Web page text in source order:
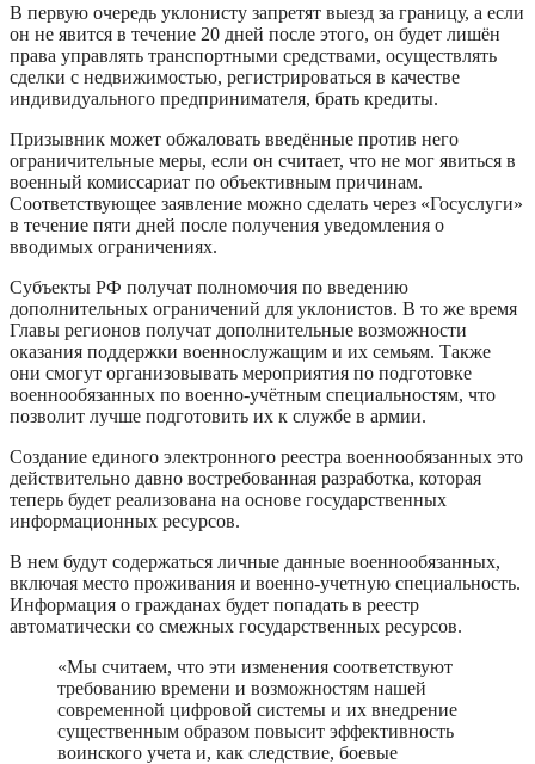
В первую очередь уклонисту запретят выезд за границу, а если
он не явится в течение 20 дней после этого, он будет лишён
права управлять транспортными средствами, осуществлять
сделки с недвижимостью, регистрироваться в качестве
индивидуального предпринимателя, брать кредиты.
Призывник может обжаловать введённые против него
ограничительные меры, если он считает, что не мог явиться в
военный комиссариат по объективным причинам.
Соответствующее заявление можно сделать через «Госуслуги»
в течение пяти дней после получения уведомления о
вводимых ограничениях.
Субъекты РФ получат полномочия по введению
дополнительных ограничений для уклонистов. В то же время
Главы регионов получат дополнительные возможности
оказания поддержки военнослужащим и их семьям. Также
они смогут организовывать мероприятия по подготовке
военнообязанных по военно-учётным специальностям, что
позволит лучше подготовить их к службе в армии.
Создание единого электронного реестра военнообязанных это
действительно давно востребованная разработка, которая
теперь будет реализована на основе государственных
информационных ресурсов.
В нем будут содержаться личные данные военнообязанных,
включая место проживания и военно-учетную специальность.
Информация о гражданах будет попадать в реестр
автоматически со смежных государственных ресурсов.
«Мы считаем, что эти изменения соответствуют
требованию времени и возможностям нашей
современной цифровой системы и их внедрение
существенным образом повысит эффективность
воинского учета и, как следствие, боевые